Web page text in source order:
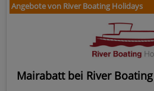
Angebote von River Boating Holidays
Mairabatt bei River